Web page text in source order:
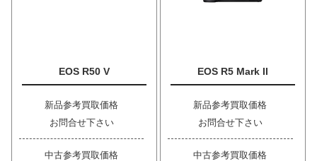
EOS R50 V
新品参考買取価格
お問合せ下さい
中古参考買取価格
EOS R5 Mark II
新品参考買取価格
お問合せ下さい
中古参考買取価格